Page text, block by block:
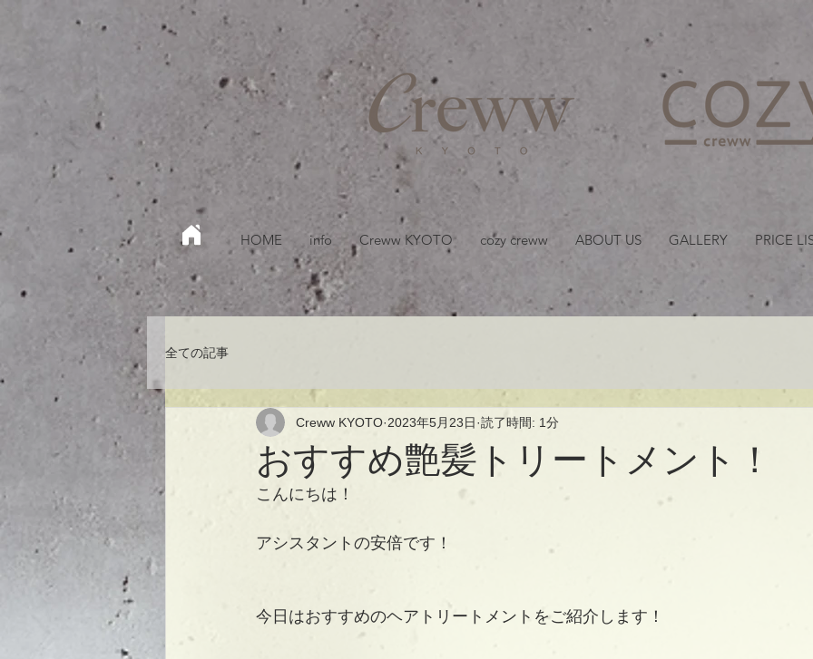
HOME info Creww KYOTO cozy creww ABOUT US GALLERY PRICE
全ての記事
おすすめ艶髪トリートメント！
Creww KYOTO 2023年5月23日 読了時間: 1分
こんにちは！
アシスタントの安倍です！
今日はおすすめのヘアトリートメントをご紹介します！